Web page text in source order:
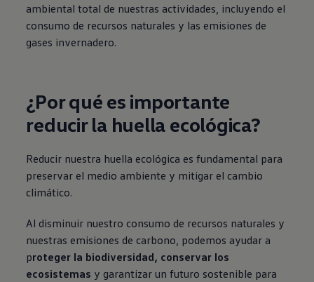
ambiental total de nuestras actividades, incluyendo el
consumo de recursos naturales y las emisiones de
gases invernadero.
¿Por qué es importante
reducir la huella ecológica?
Reducir nuestra huella ecológica es fundamental para
preservar el medio ambiente y mitigar el cambio
climático.
Al disminuir nuestro consumo de recursos naturales y
nuestras emisiones de carbono, podemos ayudar a
proteger la biodiversidad, conservar los
ecosistemas y garantizar un futuro sostenible para